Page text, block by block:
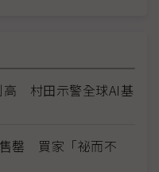
高 村田示警全球AI基
罄 買家「祕而不